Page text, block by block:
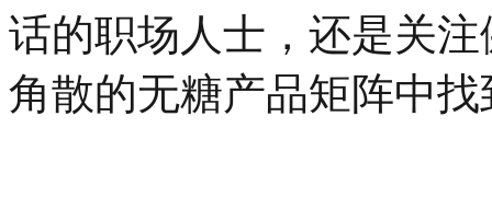
话的职场人士，还是关
角散的无糖产品矩阵中